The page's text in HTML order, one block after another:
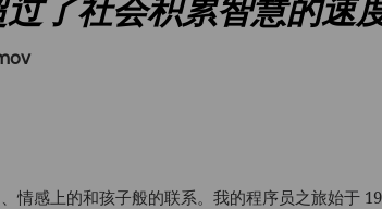
了社会积累智慧的速
情感上的和孩子般的联系。我的程序员之旅始于